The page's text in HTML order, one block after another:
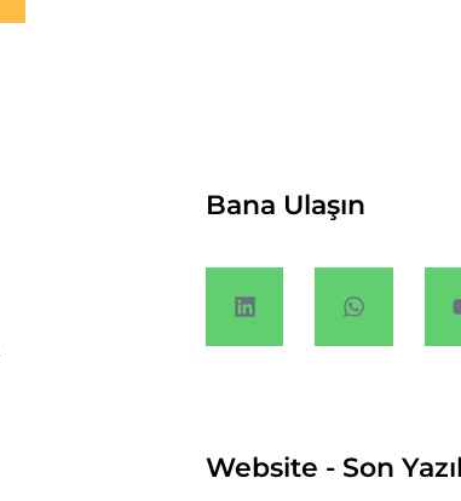
Bana Ulaşın
Website - Son